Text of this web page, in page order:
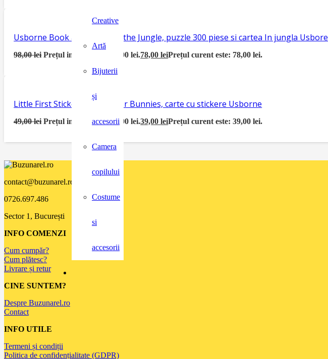
Creative
Artă
Bijuterii
și
accesorii
Camera
copilului
Costume
si
accesorii
Usborne Book and Jigsaw In the Jungle, puzzle 300 piese si cartea In jungla Usbore
98,00lei Prețul inițial a fost: 98,00 lei.78,00leiPrețul curent este: 78,00 lei.
Little First Sticker Book Easter Bunnies, carte cu stickere Usborne
49,00lei Prețul inițial a fost: 49,00 lei.39,00leiPrețul curent este: 39,00 lei.
contact@buzunarel.ro
0726.697.486
Sector 1, București
INFO COMENZI
Cum cumpăr?
Cum plătesc?
Livrare și retur
CINE SUNTEM?
Despre Buzunarel.ro
Contact
INFO UTILE
Termeni și condiții
Politica de confidențialitate (GDPR)